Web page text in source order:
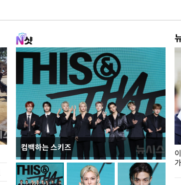
컴백하는 스키즈
지석천 뒤덮은 개구리밥